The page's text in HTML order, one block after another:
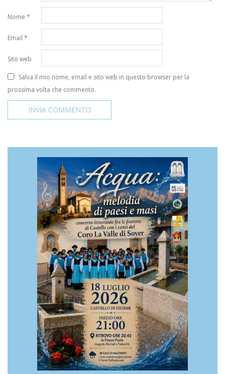
Nome *
Email *
Sito web
Salva il mio nome, email e sito web in questo browser per la
prossima volta che commento.